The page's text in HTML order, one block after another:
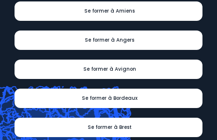
Se former à Amiens
Se former à Angers
Se former à Avignon
Se former à Bordeaux
Se former à Brest